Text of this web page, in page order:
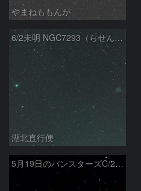
やまねももんが
6/2未明 NGC7293（らせん状星雲）とパンスターズ彗星（C/2013 X1）
湖北直行便
5月19日のパンスターズC/2013 X1